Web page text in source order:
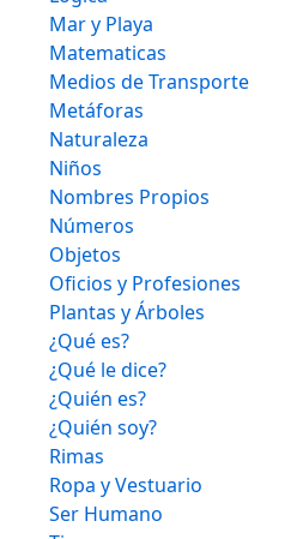
Mar y Playa
Matematicas
Medios de Transporte
Metáforas
Naturaleza
Niños
Nombres Propios
Números
Objetos
Oficios y Profesiones
Plantas y Árboles
¿Qué es?
¿Qué le dice?
¿Quién es?
¿Quién soy?
Rimas
Ropa y Vestuario
Ser Humano